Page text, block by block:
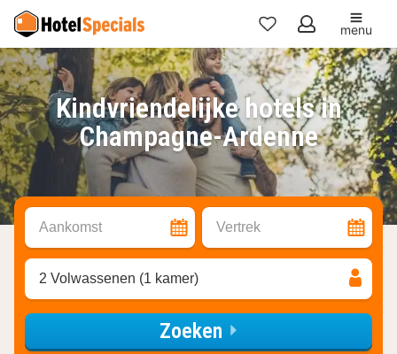
Mijn
favorieten
menu
Kindvriendelijke hotels in
Champagne-Ardenne
Aankomst Vertrek
2 Volwassenen (1 kamer)
Zoeken